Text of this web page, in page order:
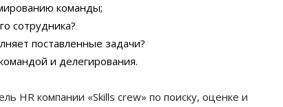
команды;
сотрудника?
поставленные задачи?
и делегирования.
HR компании «Skills crew» по поиску, оценке и